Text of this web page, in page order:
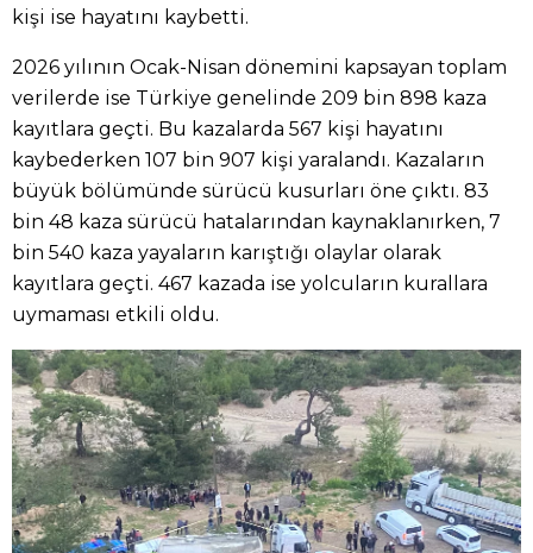
kişi ise hayatını kaybetti.
2026 yılının Ocak-Nisan dönemini kapsayan toplam
verilerde ise Türkiye genelinde 209 bin 898 kaza
kayıtlara geçti. Bu kazalarda 567 kişi hayatını
kaybederken 107 bin 907 kişi yaralandı. Kazaların
büyük bölümünde sürücü kusurları öne çıktı. 83
bin 48 kaza sürücü hatalarından kaynaklanırken, 7
bin 540 kaza yayaların karıştığı olaylar olarak
kayıtlara geçti. 467 kazada ise yolcuların kurallara
uymaması etkili oldu.